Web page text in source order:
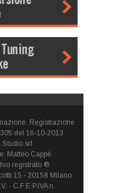
Registrazione
del 16-10-2013
Studio srl
Matteo Cappè
registrato ®
15 - 20158 Milano
- C.F E P.IVA n.